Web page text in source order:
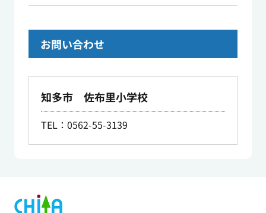
お問い合わせ
知多市 佐布里小学校
TEL：0562-55-3139